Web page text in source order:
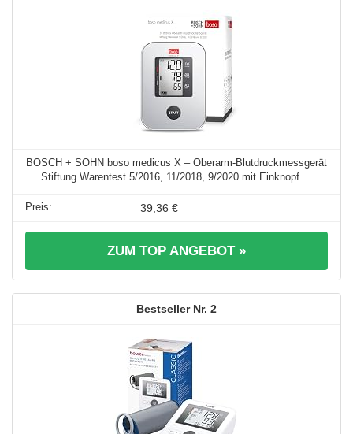
BOSCH + SOHN boso medicus X – Oberarm-Blutdruckmessgerät
Stiftung Warentest 5/2016, 11/2018, 9/2020 mit Einknopf ...
39,36 €
ZUM TOP ANGEBOT »
2